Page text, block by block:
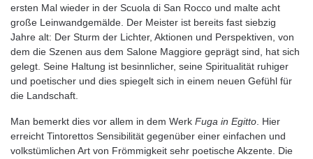
ersten Mal wieder in der Scuola di San Rocco und malte acht
große Leinwandgemälde. Der Meister ist bereits fast siebzig
Jahre alt: Der Sturm der Lichter, Aktionen und Perspektiven, von
dem die Szenen aus dem Salone Maggiore geprägt sind, hat sich
gelegt. Seine Haltung ist besinnlicher, seine Spiritualität ruhiger
und poetischer und dies spiegelt sich in einem neuen Gefühl für
die Landschaft.
Man bemerkt dies vor allem in dem Werk Fuga in Egitto . Hier
erreicht Tintorettos Sensibilität gegenüber einer einfachen und
volkstümlichen Art von Frömmigkeit sehr poetische Akzente. Die